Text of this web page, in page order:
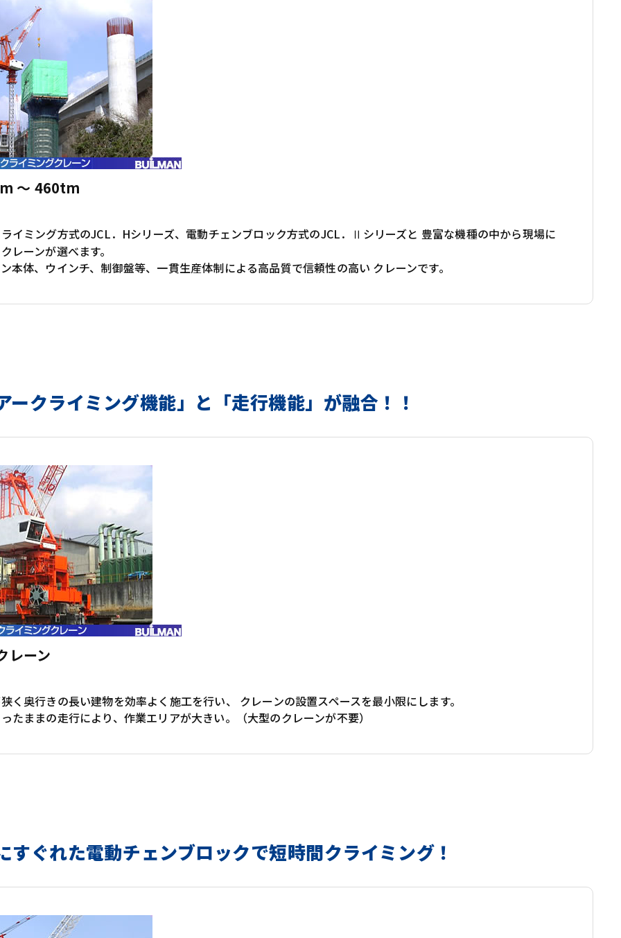
～ 460tm
イミング方式のJCL．Hシリーズ、電動チェンブロック方式のJCL．Ⅱシリーズと 豊富な機種の中から現場に
レーンが選べます。
本体、ウインチ、制御盤等、一貫生産体制による高品質で信頼性の高い クレーンです。
ークライミング機能」と「走行機能」が融合！！
レーン
く奥行きの長い建物を効率よく施工を行い、 クレーンの設置スペースを最小限にします。
たままの走行により、作業エリアが大きい。（大型のクレーンが不要）
すぐれた電動チェンブロックで短時間クライミング！